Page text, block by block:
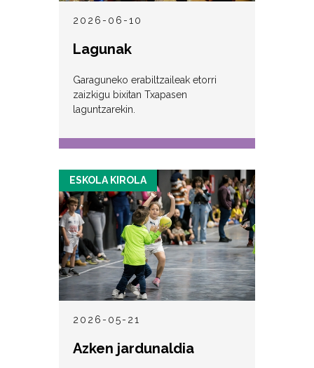
2026-06-10
Lagunak
Garaguneko erabiltzaileak etorri
zaizkigu bixitan Txapasen
laguntzarekin.
2026-05-21
ESKOLA KIROLA
Azken jardunaldia